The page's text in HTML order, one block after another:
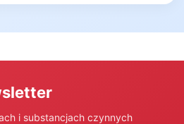
i substancjach czynnych